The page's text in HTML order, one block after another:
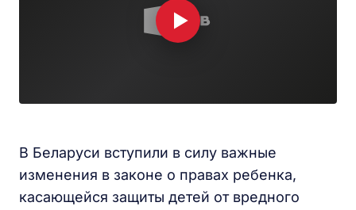
В Беларуси вступили в силу важные
изменения в законе о правах ребенка,
касающейся защиты детей от вредного